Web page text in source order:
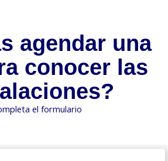
agendar una
conocer las
el formulario